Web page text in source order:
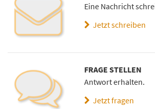
Eine Nachricht
Jetzt schreiben
FRAGE STELLEN
Antwort erhalten.
Jetzt fragen